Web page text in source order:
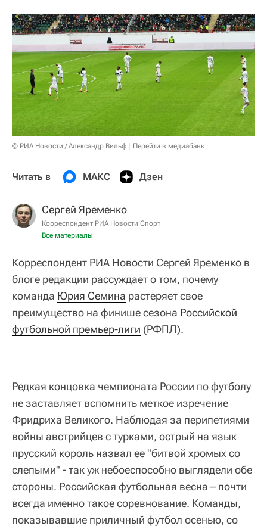
© РИА Новости / Александр Вильф Перейти в медиабанк
Читать в МАКС Дзен
Сергей Яременко
Корреспондент РИА Новости Спорт
Все материалы
Корреспондент РИА Новости Сергей Яременко в
блоге редакции рассуждает о том, почему
команда Юрия Семина растеряет свое
преимущество на финише сезона Российской
футбольной премьер-лиги (РФПЛ).
Редкая концовка чемпионата России по футболу
не заставляет вспомнить меткое изречение
Фридриха Великого. Наблюдая за перипетиями
войны австрийцев с турками, острый на язык
прусский король назвал ее "битвой хромых со
слепыми" - так уж небоеспособно выглядели обе
стороны. Российская футбольная весна – почти
всегда именно такое соревнование. Команды,
показывавшие приличный футбол осенью, со